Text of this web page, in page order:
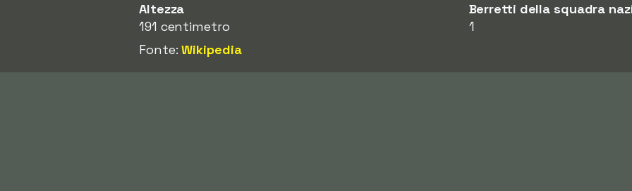
Altezza
191 centimetro
Berretti della squadra
1
Fonte:Wikipedia